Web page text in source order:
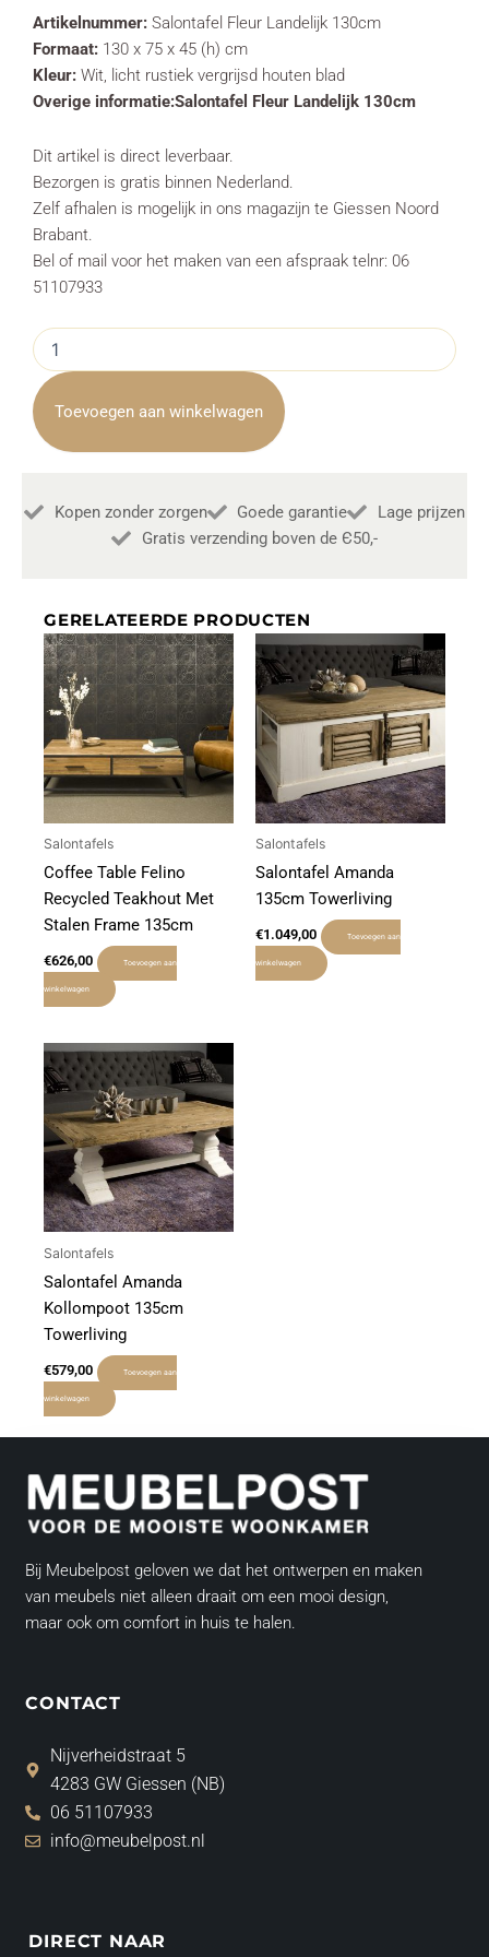
Artikelnummer: Salontafel Fleur Landelijk 130cm
Formaat: 130 x 75 x 45 (h) cm
Kleur: Wit, licht rustiek vergrijsd houten blad
Overige informatie:Salontafel Fleur Landelijk 130cm
Dit artikel is direct leverbaar.
Bezorgen is gratis binnen Nederland.
Zelf afhalen is mogelijk in ons magazijn te Giessen Noord
Brabant.
Bel of mail voor het maken van een afspraak telnr: 06
51107933
Salontafel
Fleur
Landelijk
130cm
Towerliving
aantal
Toevoegen aan winkelwagen
Kopen zonder zorgen Goede garantie
Lage prijzen
Gratis verzending boven de Є50,-
GERELATEERDE PRODUCTEN
Salontafels
Coffee Table Felino
Recycled Teakhout Met
Stalen Frame 135cm
€626,00 Toevoegen aan
winkelwagen
Salontafels
Salontafel Amanda
135cm Towerliving
€1.049,00 Toevoegen aan
winkelwagen
Salontafels
Salontafel Amanda
Kollompoot 135cm
Towerliving
€579,00 Toevoegen aan
winkelwagen
Bij Meubelpost geloven we dat het ontwerpen en maken
van meubels niet alleen draait om een mooi design,
maar ook om comfort in huis te halen.
CONTACT
Nijverheidstraat 5
4283 GW Giessen (NB)
06 51107933
info@meubelpost.nl
DIRECT NAAR